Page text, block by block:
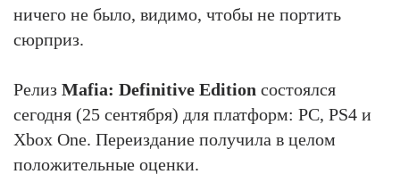
ничего не было, видимо, чтобы не портить
сюрприз.
Релиз Mafia: Definitive Edition состоялся
сегодня (25 сентября) для платформ: PC, PS4 и
Xbox One. Переиздание получила в целом
положительные оценки.